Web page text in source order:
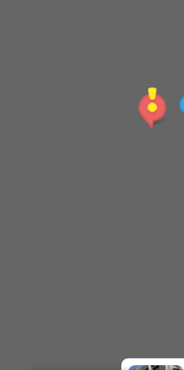
8.溫泉歷史~明治溫泉在警光山莊
9.信仰生活~古靈寺和溫泉井